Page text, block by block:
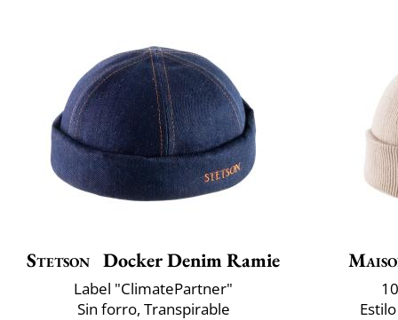
Stetson Docker Denim Ramie
Label "ClimatePartner"
Sin forro, Transpirable